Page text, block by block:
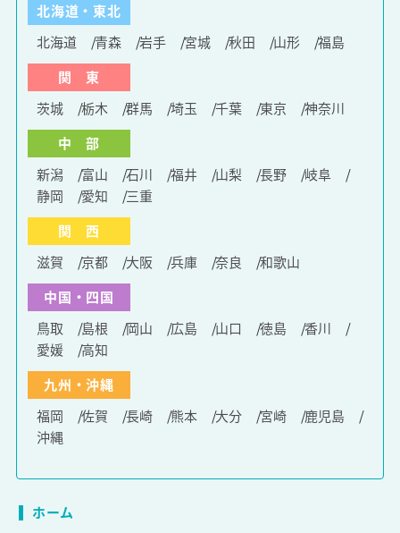
北海道・東北
北海道
青森 岩手 宮城 秋田 山形
福島
関 東
茨城
栃木 群馬 埼玉 千葉 東京
神奈川
中 部
新潟
富山 石川 福井 山梨 長野
岐阜
静岡
愛知
三重
関 西
滋賀
京都 大阪 兵庫 奈良
和歌山
中国・四国
鳥取
島根 岡山 広島 山口 徳島
香川
愛媛
高知
九州・沖縄
福岡
佐賀 長崎 熊本 大分 宮崎
鹿児島
沖縄
ホーム